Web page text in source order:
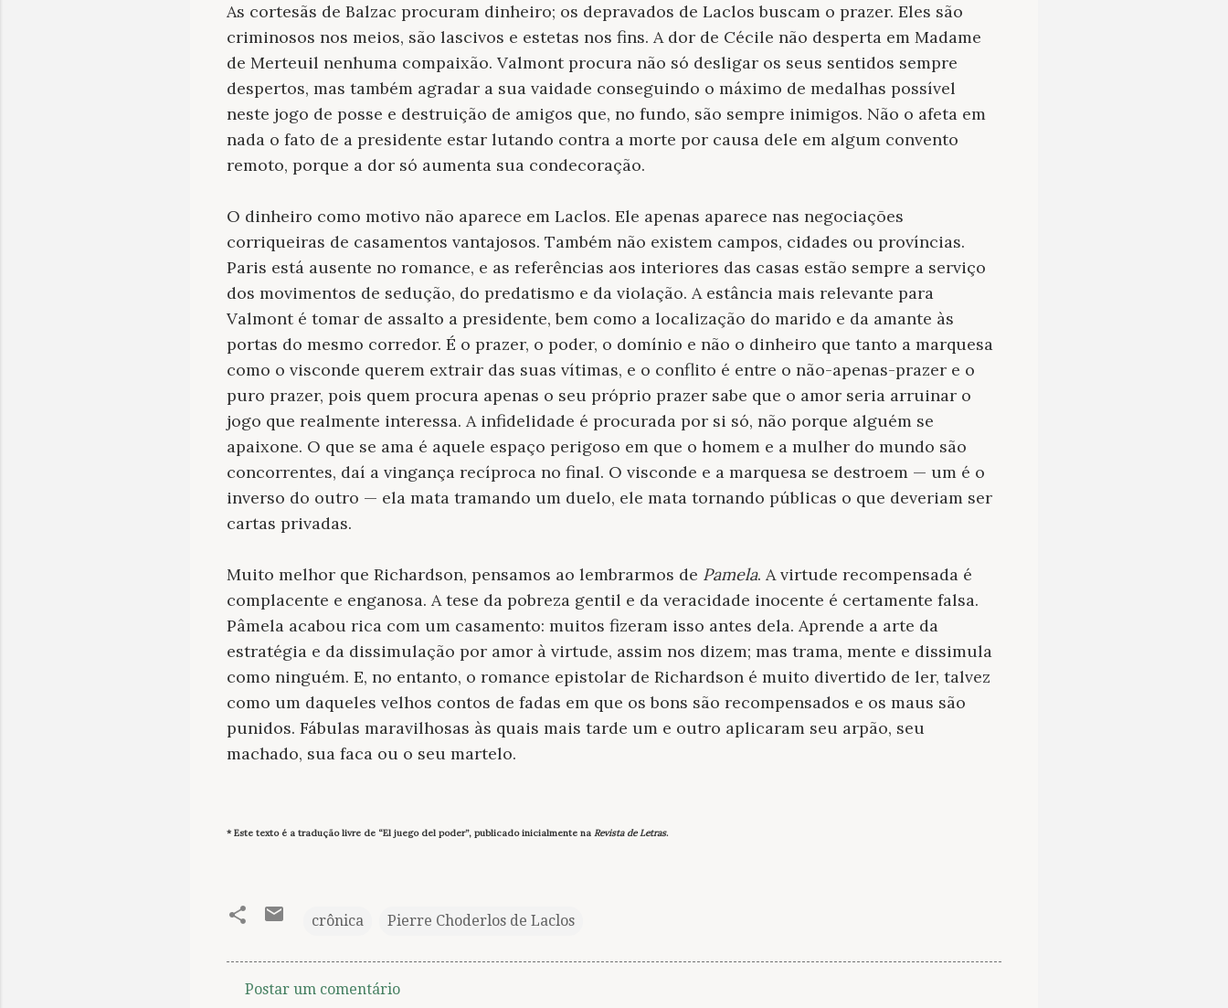
As cortesãs de Balzac procuram dinheiro; os depravados de Laclos buscam o prazer. Eles são
criminosos nos meios, são lascivos e estetas nos fins. A dor de Cécile não desperta em Madame
de Merteuil nenhuma compaixão. Valmont procura não só desligar os seus sentidos sempre
despertos, mas também agradar a sua vaidade conseguindo o máximo de medalhas possível
neste jogo de posse e destruição de amigos que, no fundo, são sempre inimigos. Não o afeta em
nada o fato de a presidente estar lutando contra a morte por causa dele em algum convento
remoto, porque a dor só aumenta sua condecoração.
O dinheiro como motivo não aparece em Laclos. Ele apenas aparece nas negociações
corriqueiras de casamentos vantajosos. Também não existem campos, cidades ou províncias.
Paris está ausente no romance, e as referências aos interiores das casas estão sempre a serviço
dos movimentos de sedução, do predatismo e da violação. A estância mais relevante para
Valmont é tomar de assalto a presidente, bem como a localização do marido e da amante às
portas do mesmo corredor. É o prazer, o poder, o domínio e não o dinheiro que tanto a marquesa
como o visconde querem extrair das suas vítimas, e o conflito é entre o não-apenas-prazer e o
puro prazer, pois quem procura apenas o seu próprio prazer sabe que o amor seria arruinar o
jogo que realmente interessa. A infidelidade é procurada por si só, não porque alguém se
apaixone. O que se ama é aquele espaço perigoso em que o homem e a mulher do mundo são
concorrentes, daí a vingança recíproca no final. O visconde e a marquesa se destroem — um é o
inverso do outro — ela mata tramando um duelo, ele mata tornando públicas o que deveriam ser
cartas privadas.
Muito melhor que Richardson, pensamos ao lembrarmos de Pamela. A virtude recompensada é
complacente e enganosa. A tese da pobreza gentil e da veracidade inocente é certamente falsa.
Pâmela acabou rica com um casamento: muitos fizeram isso antes dela. Aprende a arte da
estratégia e da dissimulação por amor à virtude, assim nos dizem; mas trama, mente e dissimula
como ninguém. E, no entanto, o romance epistolar de Richardson é muito divertido de ler, talvez
como um daqueles velhos contos de fadas em que os bons são recompensados ​​e os maus são
punidos. Fábulas maravilhosas às quais mais tarde um e outro aplicaram seu arpão, seu
machado, sua faca ou o seu martelo.
* Este texto é a tradução livre de “El juego del poder”, publicado inicialmente na Revista de Letras.
crônica Pierre Choderlos de Laclos
Postar um comentário